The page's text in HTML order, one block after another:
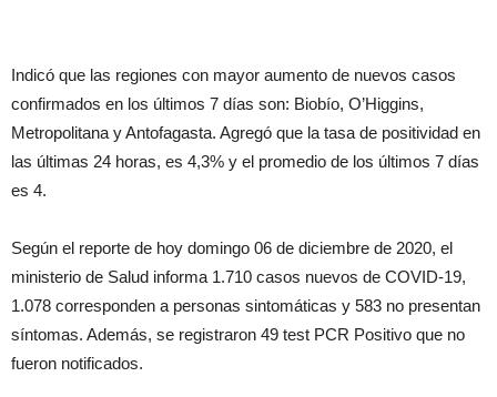
Indicó que las regiones con mayor aumento de nuevos casos
confirmados en los últimos 7 días son: Biobío, O’Higgins,
Metropolitana y Antofagasta. Agregó que la tasa de positividad en
las últimas 24 horas, es 4,3% y el promedio de los últimos 7 días
es 4.
Según el reporte de hoy domingo 06 de diciembre de 2020, el
ministerio de Salud informa 1.710 casos nuevos de COVID-19,
1.078 corresponden a personas sintomáticas y 583 no presentan
síntomas. Además, se registraron 49 test PCR Positivo que no
fueron notificados.